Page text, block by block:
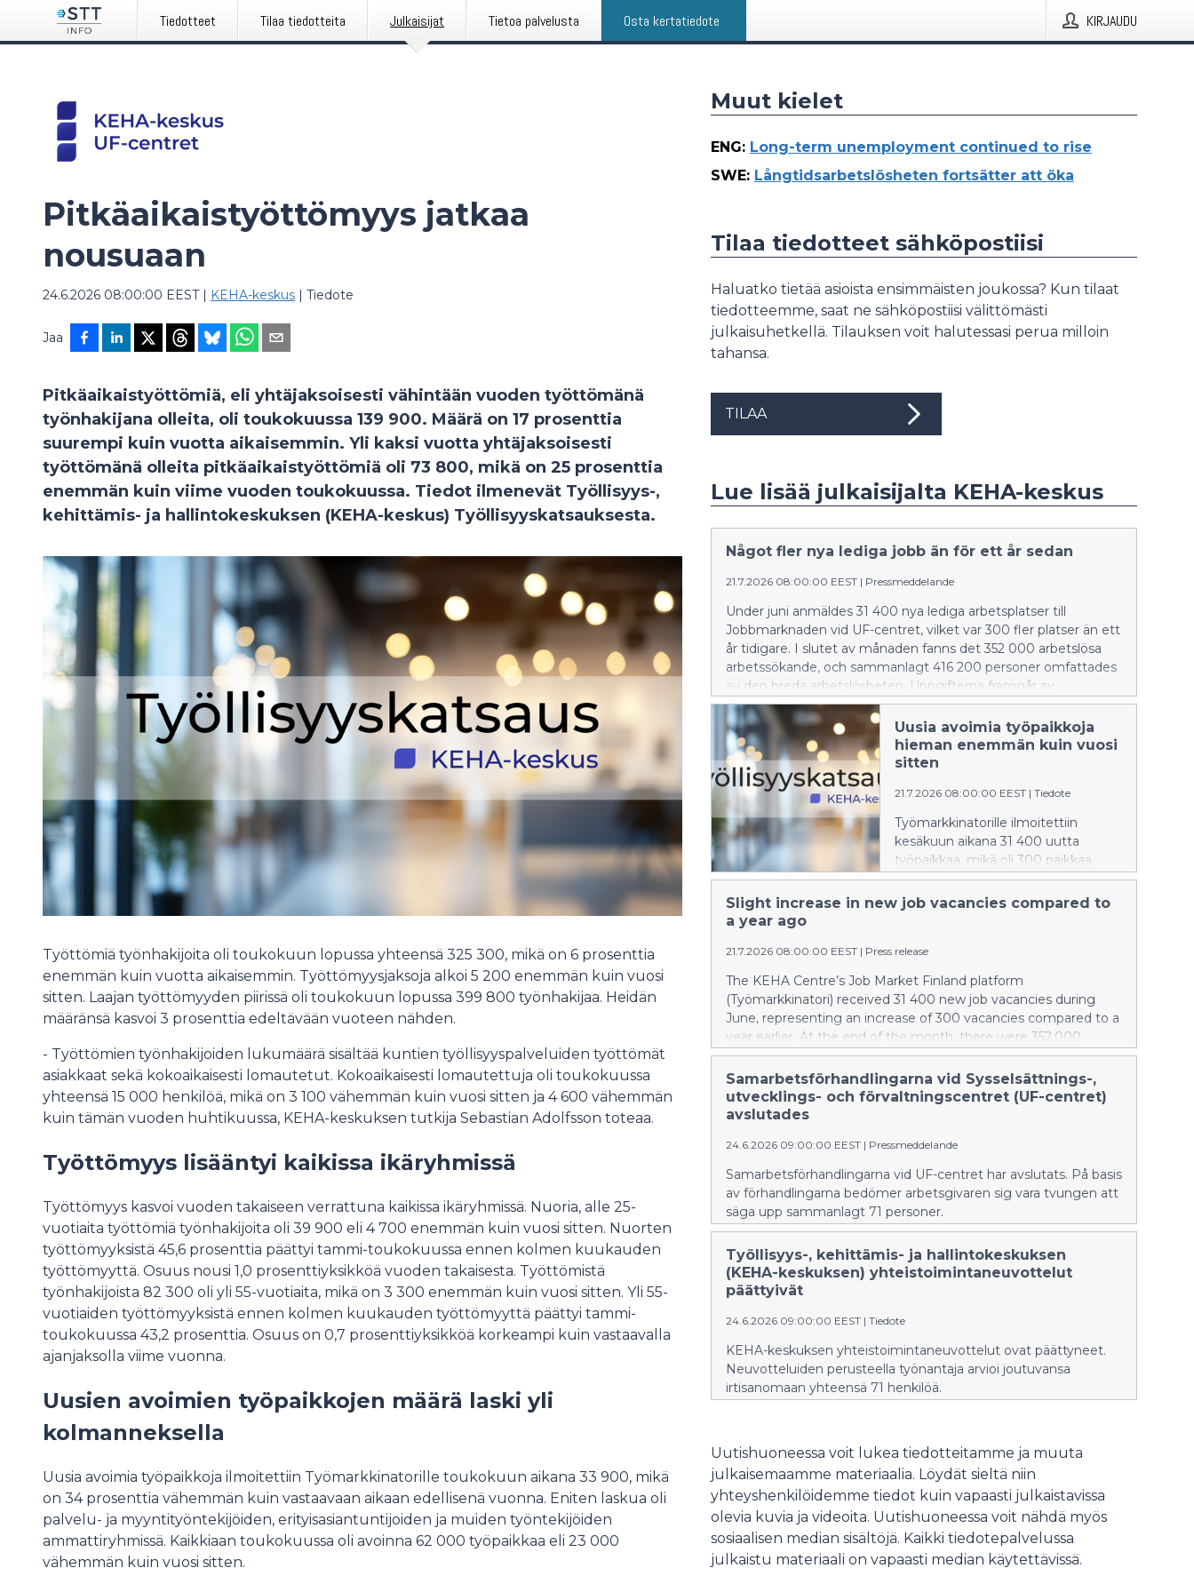
Tiedotteet Tilaa tiedotteita Julkaisijat Tietoa palvelusta Osta kertatiedote KIRJAUDU
Pitkäaikaistyöttömyys jatkaa
nousuaan
24.6.2026 08:00:00 EEST| KEHA-keskus | Tiedote
Jaa
Pitkäaikaistyöttömiä, eli yhtäjaksoisesti vähintään vuoden työttömänä
työnhakijana olleita, oli toukokuussa 139 900. Määrä on 17 prosenttia
suurempi kuin vuotta aikaisemmin. Yli kaksi vuotta yhtäjaksoisesti
työttömänä olleita pitkäaikaistyöttömiä oli 73 800, mikä on 25 prosenttia
enemmän kuin viime vuoden toukokuussa. Tiedot ilmenevät Työllisyys-,
kehittämis- ja hallintokeskuksen (KEHA-keskus) Työllisyyskatsauksesta.
Työttömiä työnhakijoita oli toukokuun lopussa yhteensä 325 300, mikä on 6 prosenttia
enemmän kuin vuotta aikaisemmin. Työttömyysjaksoja alkoi 5 200 enemmän kuin vuosi
sitten. Laajan työttömyyden piirissä oli toukokuun lopussa 399 800 työnhakijaa. Heidän
määränsä kasvoi 3 prosenttia edeltävään vuoteen nähden.
- Työttömien työnhakijoiden lukumäärä sisältää kuntien työllisyyspalveluiden työttömät
asiakkaat sekä kokoaikaisesti lomautetut. Kokoaikaisesti lomautettuja oli toukokuussa
yhteensä 15 000 henkilöä, mikä on 3 100 vähemmän kuin vuosi sitten ja 4 600 vähemmän
kuin tämän vuoden huhtikuussa, KEHA-keskuksen tutkija Sebastian Adolfsson toteaa.
Työttömyys lisääntyi kaikissa ikäryhmissä
Työttömyys kasvoi vuoden takaiseen verrattuna kaikissa ikäryhmissä. Nuoria, alle 25-
vuotiaita työttömiä työnhakijoita oli 39 900 eli 4 700 enemmän kuin vuosi sitten. Nuorten
työttömyyksistä 45,6 prosenttia päättyi tammi-toukokuussa ennen kolmen kuukauden
työttömyyttä. Osuus nousi 1,0 prosenttiyksikköä vuoden takaisesta. Työttömistä
työnhakijoista 82 300 oli yli 55-vuotiaita, mikä on 3 300 enemmän kuin vuosi sitten. Yli 55-
vuotiaiden työttömyyksistä ennen kolmen kuukauden työttömyyttä päättyi tammi-
toukokuussa 43,2 prosenttia. Osuus on 0,7 prosenttiyksikköä korkeampi kuin vastaavalla
ajanjaksolla viime vuonna.
Uusien avoimien työpaikkojen määrä laski yli
kolmanneksella
Uusia avoimia työpaikkoja ilmoitettiin Työmarkkinatorille toukokuun aikana 33 900, mikä
on 34 prosenttia vähemmän kuin vastaavaan aikaan edellisenä vuonna. Eniten laskua oli
palvelu- ja myyntityöntekijöiden, erityisasiantuntijoiden ja muiden työntekijöiden
ammattiryhmissä. Kaikkiaan toukokuussa oli avoinna 62 000 työpaikkaa eli 23 000
vähemmän kuin vuosi sitten.
Muut kielet
ENG: Long-term unemployment continued to rise
SWE: Långtidsarbetslösheten fortsätter att öka
Tilaa tiedotteet sähköpostiisi
Haluatko tietää asioista ensimmäisten joukossa? Kun tilaat
tiedotteemme, saat ne sähköpostiisi välittömästi
julkaisuhetkellä. Tilauksen voit halutessasi perua milloin
tahansa.
TILAA
Lue lisää julkaisijalta KEHA-keskus
Något fler nya lediga jobb än för ett år sedan
21.7.2026 08:00:00 EEST | Pressmeddelande
Under juni anmäldes 31 400 nya lediga arbetsplatser till
Jobbmarknaden vid UF-centret, vilket var 300 fler platser än ett
år tidigare. I slutet av månaden fanns det 352 000 arbetslösa
arbetssökande, och sammanlagt 416 200 personer omfattades
av den breda arbetslösheten. Uppgifterna framgår av
Sysselsättnings-, utvecklings- och förvaltningscentrets (UF-
centret) sysselsättningsöversikt.Uusia avoimia työpaikkoja
hieman enemmän kuin vuosi
sitten
21.7.2026 08:00:00 EEST | Tiedote
Työmarkkinatorille ilmoitettiin
kesäkuun aikana 31 400 uutta
työpaikkaa, mikä oli 300 paikkaa
enemmän kuin vuotta takaperin.
Kuukauden lopussa työttömiä
työnhakijoita oli 352 000, ja laajan
henkilöä. Tiedot perustuvat
Työllisyys-, kehittämis- ja
hallintokeskuksen (KEHA-keskus)
Työllisyyskatsaukseen.
Slight increase in new job vacancies compared to
a year ago
21.7.2026 08:00:00 EEST | Press release
The KEHA Centre’s Job Market Finland platform
(Työmarkkinatori) received 31 400 new job vacancies during
June, representing an increase of 300 vacancies compared to a
year earlier. At the end of the month, there were 352,000
unemployed jobseekers, while 416,200 people were included in
the broad measure of unemployment. The figures are based on
the Employment Bulletin published by the Development and
Administrative Services Centre (KEHA Centre).
Samarbetsförhandlingarna vid Sysselsättnings-,
utvecklings- och förvaltningscentret (UF-centret)
avslutades
24.6.2026 09:00:00 EEST | Pressmeddelande
Samarbetsförhandlingarna vid UF-centret har avslutats. På basis
av förhandlingarna bedömer arbetsgivaren sig vara tvungen att
säga upp sammanlagt 71 personer.
Työllisyys-, kehittämis- ja hallintokeskuksen
(KEHA-keskuksen) yhteistoimintaneuvottelut
päättyivät
24.6.2026 09:00:00 EEST | Tiedote
KEHA-keskuksen yhteistoimintaneuvottelut ovat päättyneet.
Neuvotteluiden perusteella työnantaja arvioi joutuvansa
irtisanomaan yhteensä 71 henkilöä.
Uutishuoneessa voit lukea tiedotteitamme ja muuta
julkaisemaamme materiaalia. Löydät sieltä niin
yhteyshenkilöidemme tiedot kuin vapaasti julkaistavissa
olevia kuvia ja videoita. Uutishuoneessa voit nähdä myös
sosiaalisen median sisältöjä. Kaikki tiedotepalvelussa
julkaistu materiaali on vapaasti median käytettävissä.